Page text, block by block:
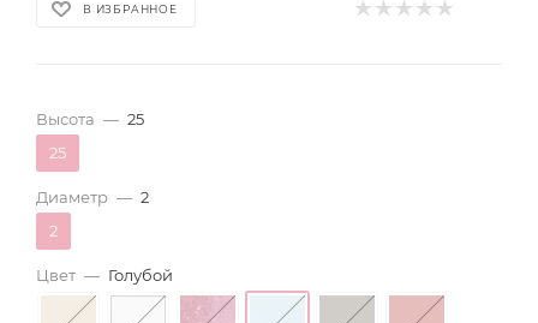
В ИЗБРАННОЕ
Высота — 25
25
Диаметр — 2
2
Цвет — Голубой